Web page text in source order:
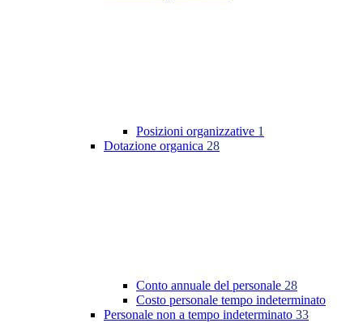
Posizioni organizzative 1
Dotazione organica 28
Conto annuale del personale 28
Costo personale tempo indeterminato
Personale non a tempo indeterminato 33